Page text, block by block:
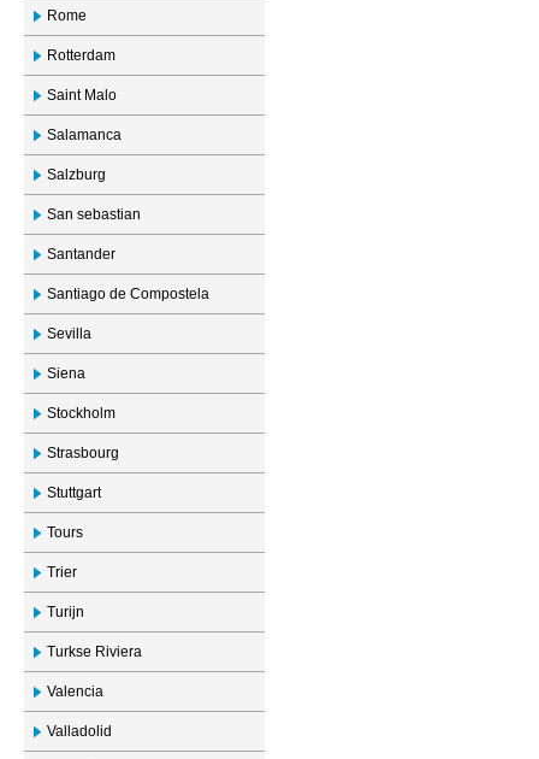
Rome
Rotterdam
Saint Malo
Salamanca
Salzburg
San sebastian
Santander
Santiago de Compostela
Sevilla
Siena
Stockholm
Strasbourg
Stuttgart
Tours
Trier
Turijn
Turkse Riviera
Valencia
Valladolid